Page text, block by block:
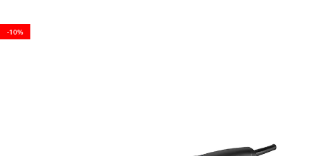
-10%